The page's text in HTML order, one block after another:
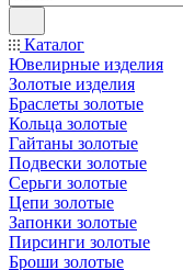
Каталог
Ювелирные изделия
Золотые изделия
Браслеты золотые
Кольца золотые
Гайтаны золотые
Подвески золотые
Серьги золотые
Цепи золотые
Запонки золотые
Пирсинги золотые
Броши золотые